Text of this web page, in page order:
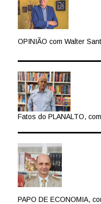
OPINIÃO com Walter
Fatos do PLANALTO,
PAPO DE ECONOMIA,